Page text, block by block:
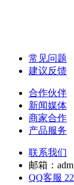
常见问题
建议反馈
合作伙伴
新闻媒体
商家合作
产品服务
联系我们
邮箱：
QQ客服